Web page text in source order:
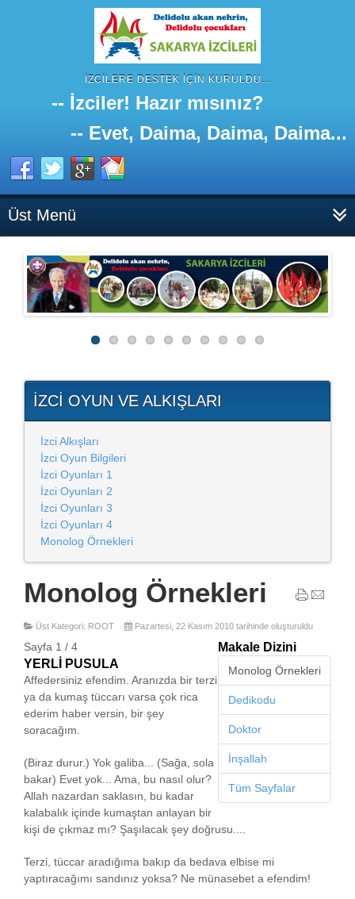
İZCILERE DESTEK IÇIN KURULDU...
-- İzciler! Hazır mısınız?
-- Evet, Daima, Daima, Daima...
Üst Menü
İZCI OYUN VE ALKIŞLARI
İzci Alkışları
İzci Oyun Bilgileri
İzci Oyunları 1
İzci Oyunları 2
İzci Oyunları 3
İzci Oyunları 4
Monolog Örnekleri
Monolog Örnekleri
Üst Kategori: ROOT Pazartesi, 22 Kasım 2010 tarihinde oluşturuldu
Makale Dizini
Monolog Örnekleri
Dedikodu
Doktor
İnşallah
Tüm Sayfalar
Sayfa 1 / 4
YERLİ PUSULA
Affedersiniz efendim. Aranızda bir terzi
ya da kumaş tüccarı varsa çok rica
ederim haber versin, bir şey
soracağım.
(Biraz durur.) Yok galiba... (Sağa, sola
bakar) Evet yok... Ama, bu nasıl olur?
Allah nazardan saklasın, bu kadar
kalabalık içinde kumaştan anlayan bir
kişi de çıkmaz mı? Şaşılacak şey doğrusu....
Terzi, tüccar aradığıma bakıp da bedava elbise mi
yaptıracağımı sandınız yoksa? Ne münasebet a efendim!